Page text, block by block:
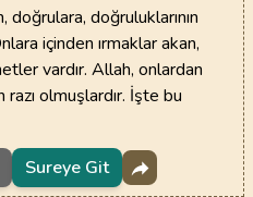
doğruluklarının
içinden ırmaklar akan,
vardır. Allah, onlardan
razı olmuşlardır. İşte bu
Sureye Git